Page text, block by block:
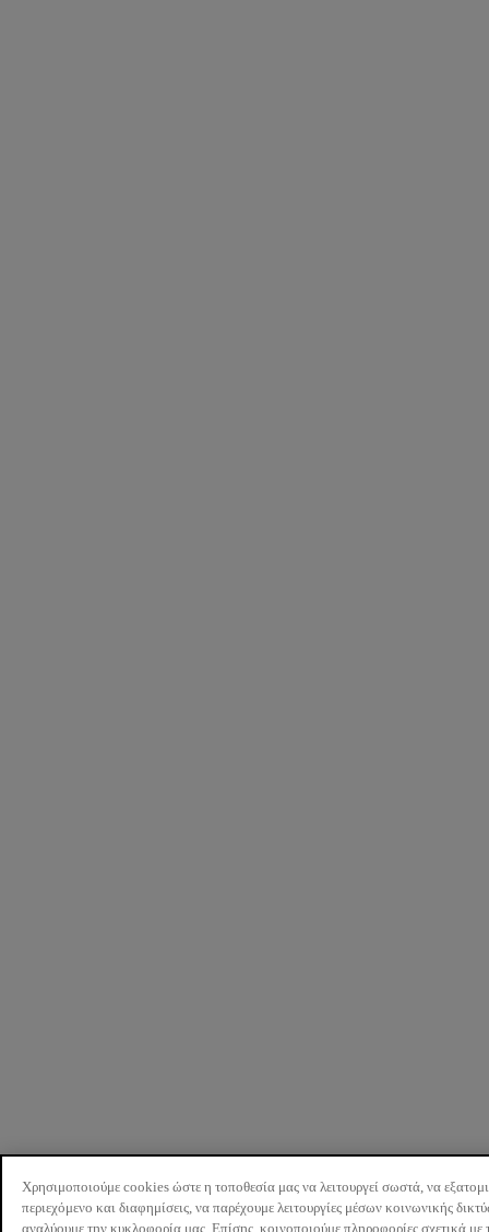
Χρησιμοποιούμε cookies ώστε η τοποθεσία μας να λειτουργεί σωστά, να
περιεχόμενο και διαφημίσεις, να παρέχουμε λειτουργίες μέσων κοινωνικής
αναλύουμε την κυκλοφορία μας. Επίσης, κοινοποιούμε πληροφορίες σχετικά με